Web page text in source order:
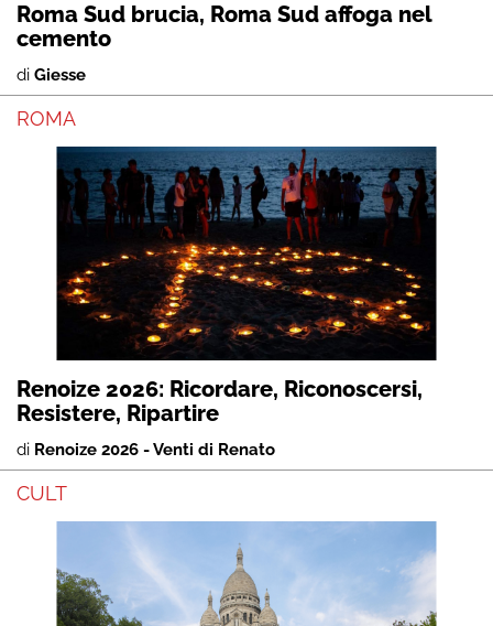
Roma Sud brucia, Roma Sud affoga nel
cemento
di Giesse
ROMA
Renoize 2026: Ricordare, Riconoscersi,
Resistere, Ripartire
di Renoize 2026 - Venti di Renato
CULT